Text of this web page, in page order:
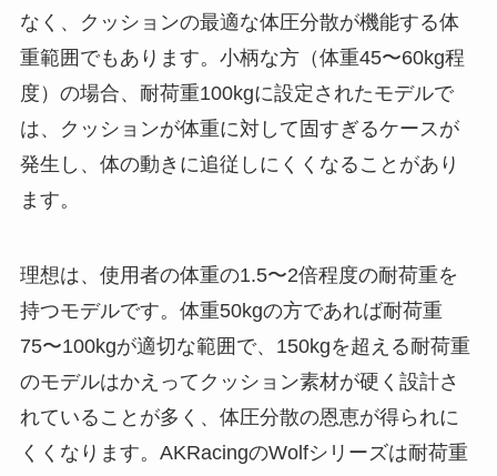
なく、クッションの最適な体圧分散が機能する体
重範囲でもあります。小柄な方（体重45〜60kg程
度）の場合、耐荷重100kgに設定されたモデルで
は、クッションが体重に対して固すぎるケースが
発生し、体の動きに追従しにくくなることがあり
ます。
理想は、使用者の体重の1.5〜2倍程度の耐荷重を
持つモデルです。体重50kgの方であれば耐荷重
75〜100kgが適切な範囲で、150kgを超える耐荷重
のモデルはかえってクッション素材が硬く設計さ
れていることが多く、体圧分散の恩恵が得られに
くくなります。AKRacingのWolfシリーズは耐荷重